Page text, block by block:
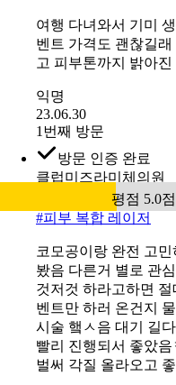
#천안) 색소 잡는 레
여행 다녀와서 기미
고 피부톤까지 밝아진
익명
23.06.30
1번째 방문
방문 인증 완료
클럽미즈라미체의원
#피부 복합 레이저
코모공이랑 완전 고
봤음 다른거 별로 관
것저것 하라고하면 절
벤트만 하러 온건지
시술 햌ㅅ음 대기 길